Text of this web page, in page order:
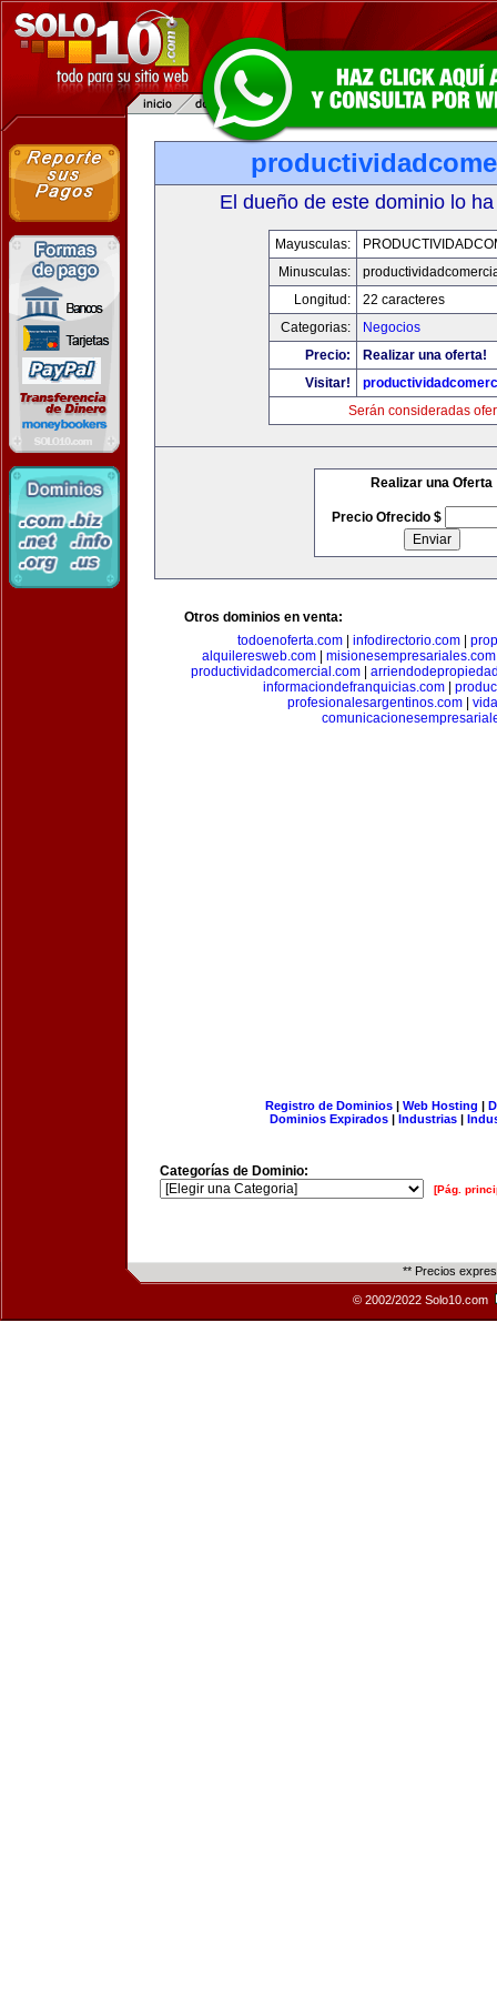
El dueño de este dominio lo
Mayusculas:
Minusculas:
Longitud:
22 caracteres
Categorias:
Negocios
Precio:
Realizar una oferta!
Visitar!
Serán consideradas
Realizar una Oferta
Precio Ofrecido $
Otros dominios en venta:
todoenoferta.com
infodirectorio.com
alquileresweb.com
misionesempresariales.com
productividadcomercial.com
informaciondefranquicias.com
profesionalesargentinos.com|
Registro de Dominios| Web Hosting |
Dominios Expirados | Industrias |
Categorías de Dominio:
[Pág.
** Precios
© 2002/2022 Solo10.com